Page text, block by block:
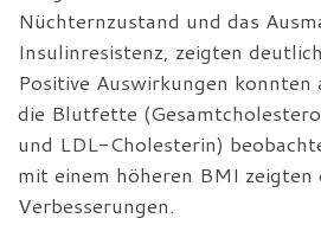
Nüchternzustand und das
Insulinresistenz, zeigten
Positive Auswirkungen konnten
die Blutfette
und LDL-Cholesterin)
mit einem höheren BMI zeigten
Verbesserungen.